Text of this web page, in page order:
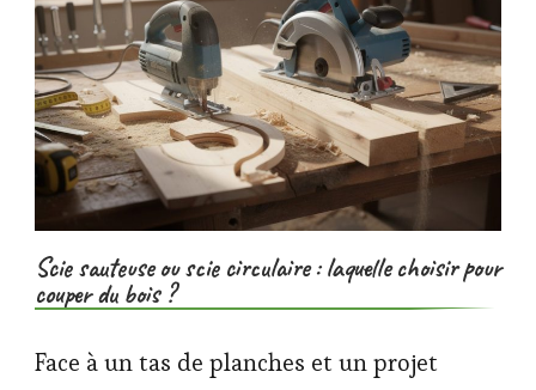
Scie sauteuse ou scie circulaire : laquelle choisir pour
couper du bois ?
Face à un tas de planches et un projet